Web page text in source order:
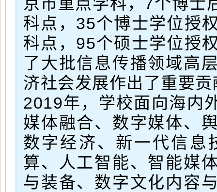
科点，35个博士学位授
科点，95个硕士学位授
了大批信息传播领域高
济社会发展作出了重要
2019年，学校面向海内
媒体融合、数字媒体、
数字经济、新一代信息
算、人工智能、智能媒
与装备、数字文化内容